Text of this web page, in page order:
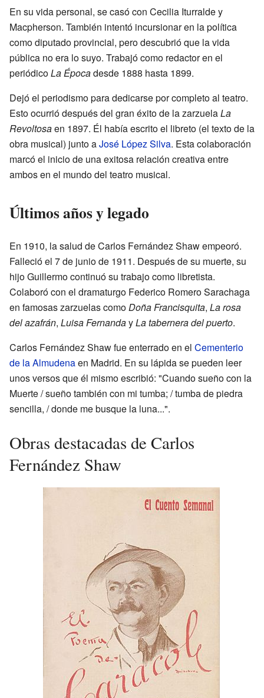
En su vida personal, se casó con Cecilia Iturralde y
Macpherson. También intentó incursionar en la política
como diputado provincial, pero descubrió que la vida
pública no era lo suyo. Trabajó como redactor en el
periódicoLa Épocadesde 1888 hasta 1899.
Dejó el periodismo para dedicarse por completo al teatro.
Esto ocurrió después del gran éxito de la zarzuelaLa
Revoltosaen 1897. Él había escrito el libreto (el texto de la
obra musical) junto aJosé López Silva. Esta colaboración
marcó el inicio de una exitosa relación creativa entre
ambos en el mundo del teatro musical.
Últimos años y legado
En 1910, la salud de Carlos Fernández Shaw empeoró.
Falleció el 7 de junio de 1911. Después de su muerte, su
hijo Guillermo continuó su trabajo como libretista.
Colaboró con el dramaturgo Federico Romero Sarachaga
en famosas zarzuelas comoDoña Francisquita, La rosa
del azafrán, Luisa FernandayLa tabernera del puerto.
Carlos Fernández Shaw fue enterrado en el Cementerio
de la Almudenaen Madrid. En su lápida se pueden leer
unos versos que él mismo escribió: "Cuando sueño con la
Muerte / sueño también con mi tumba; / tumba de piedra
sencilla, / donde me busque la luna...".
Obras destacadas de Carlos
Fernández Shaw